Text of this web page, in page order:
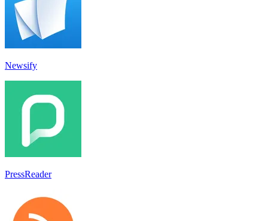
Newsify
PressReader